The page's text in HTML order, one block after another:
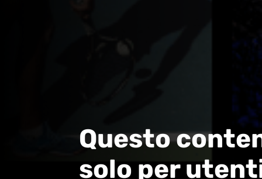
Questo
solo per